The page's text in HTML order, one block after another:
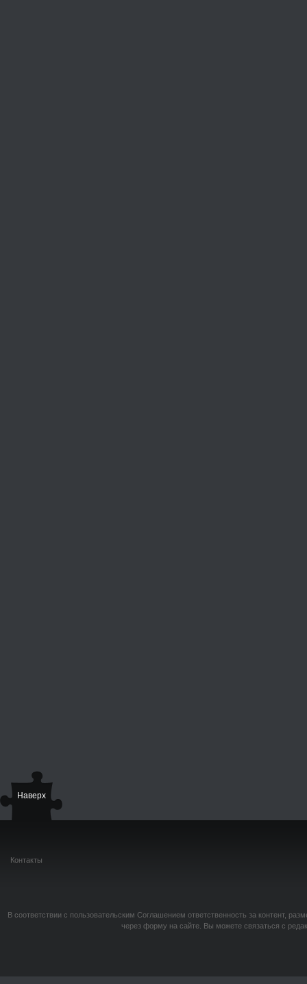
Наверх
Контакты
В соответствии с пользовательским Соглашением ответственность за контент,
через форму на сайте. Вы можете связаться с